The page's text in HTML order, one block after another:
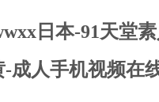
日本-91天堂
成人手机视频在